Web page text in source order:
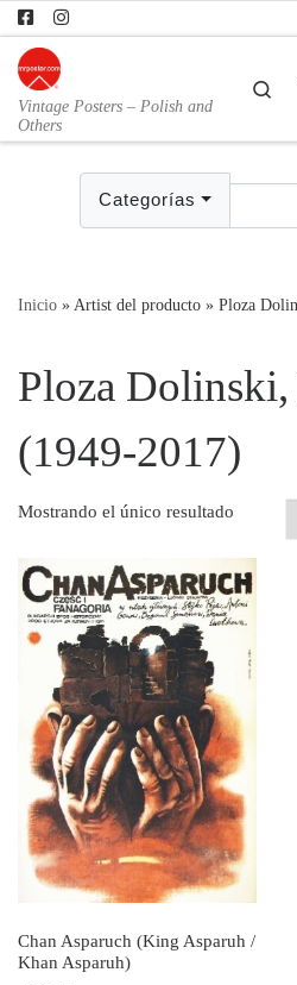
Skip to content
Vintage Posters – Polish and
Others
Categorías
Inicio »Artist del producto » Ploza
Ploza
(1949-2017)
Mostrando el único resultado
Chan Asparuch (King Asparuh /
Khan Asparuh)